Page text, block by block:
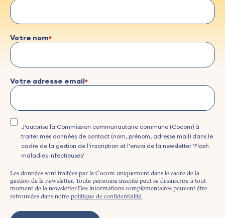
Votre nom
Votre adresse email
J’autorise la Commission communautaire commune (Cocom) à
traiter mes données de contact (nom, prénom, adresse mail) dans le
cadre de la gestion de l'inscription et l'envoi de la newsletter 'Flash
maladies infectieuses'
Les données sont traitées par la Cocom uniquement dans le cadre de la
gestion de la newsletter. Toute personne inscrite peut se désinscrire à tout
moment de la newsletter.Des informations complémentaires peuvent être
retrouvées dans notre politique de confidentialité.